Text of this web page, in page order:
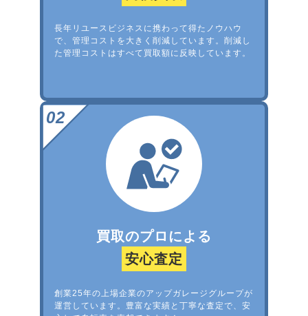
長年リユースビジネスに携わって得たノウハウ
で、管理コストを大きく削減しています。削減し
た管理コストはすべて買取額に反映しています。
買取のプロによる
安心査定
創業25年の上場企業のアップガレージグループが
運営しています。豊富な実績と丁寧な査定で、安